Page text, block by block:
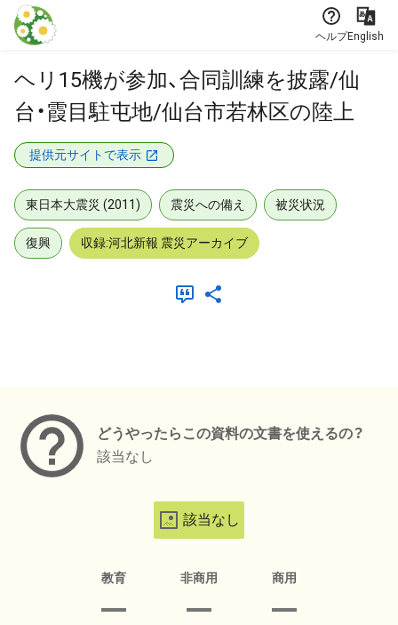
本文に飛ぶ
ヘルプEnglish
ヘリ15機が参加、合同訓練を披露/仙
台・霞目駐屯地/仙台市若林区の陸上
提供元サイトで表示
東日本大震災 (2011) 震災への備え 被災状況
復興 収録:河北新報 震災アーカイブ
どうやったらこの資料の文書を使えるの？
該当なし
該当なし
教育 非商用 商用